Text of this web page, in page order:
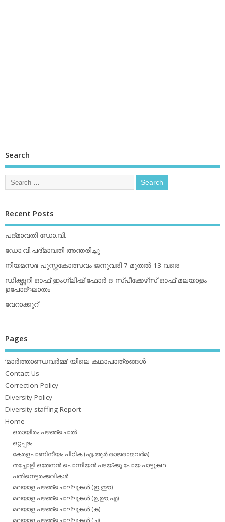
Search
Recent Posts
പദ്മാവതി ഡോ.വി.
ഡോ.വി.പദ്മാവതി അന്തരിച്ചു
നിയമസഭ പുസ്തകോത്സവം ജനുവരി 7 മുതല്‍ 13 വരെ
ഡിക്ഷ്ണറി ഓഫ് ഇംഗ്ലിഷ് ഫോര്‍ ദ സ്പീക്കേഴ്‌സ് ഓഫ് മലയാളം
ഉപോദ്ഘാതം
വേറാക്കൂറ്
Pages
‘മാര്‍ത്താണ്ഡവര്‍മ്മ’ യിലെ കഥാപാത്രങ്ങള്‍
Contact Us
Correction Policy
Diversity Policy
Diversity staffing Report
Home
ഒരായിരം പഴഞ്ചൊല്‍
ഒറ്റപ്പദം
കേരളപാണിനീയം പീഠിക (എ.ആര്‍.രാജരാജവര്‍മ)
തച്ചോളി ഒതേനൻ പൊന്നിയൻ പടയ്‌ക്കു പോയ പാട്ടുകഥ
പതിനെട്ടരക്കവികള്‍
മലയാള പഴഞ്ചൊല്ലുകള്‍ (ഇ,ഈ)
മലയാള പഴഞ്ചൊല്ലുകള്‍ (ഉ,ഊ,എ)
മലയാള പഴഞ്ചൊല്ലുകള്‍ (ക)
മലയാള പഴഞ്ചൊല്ലുകള്‍ (ച)